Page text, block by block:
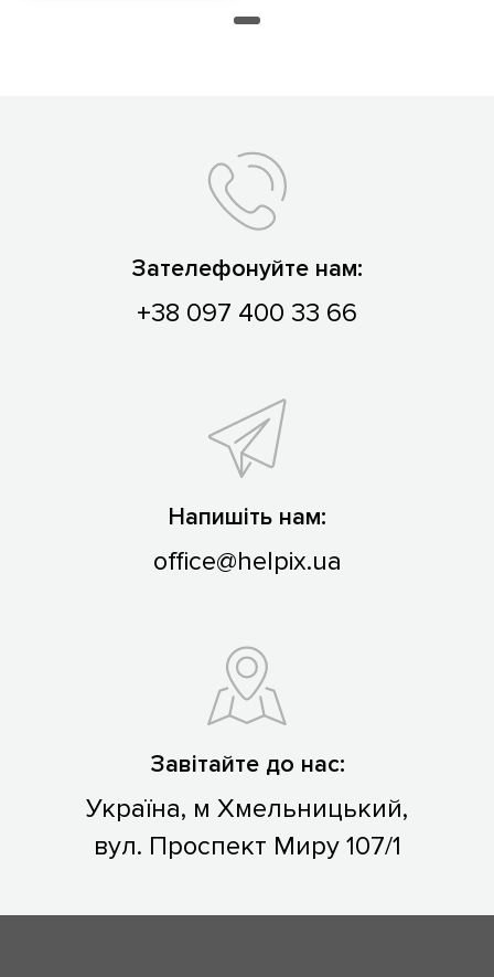
Зателефонуйте нам:
+38 097 400 33 66
Напишіть нам:
office@helpix.ua
Завітайте до нас:
Україна, м Хмельницький,
вул. Проспект Миру 107/1